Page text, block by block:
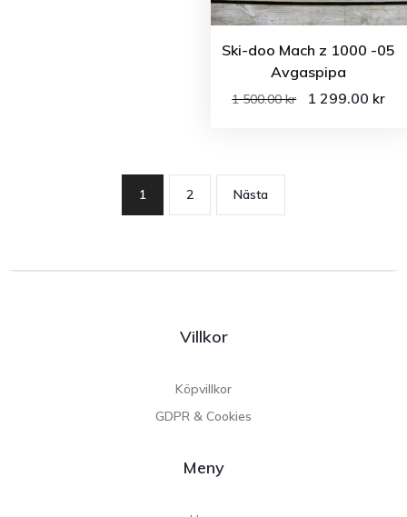
Ski-doo Mach z 1000 -05
Avgaspipa
1 500.00kr 1 299.00 kr
1 2 Nästa
Villkor
Köpvillkor
GDPR & Cookies
Meny